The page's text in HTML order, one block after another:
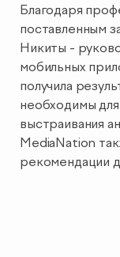
Благодаря
поставленным
Никиты -
мобильных
получила
необходимы
выстраивания
MediaNation
рекомендации